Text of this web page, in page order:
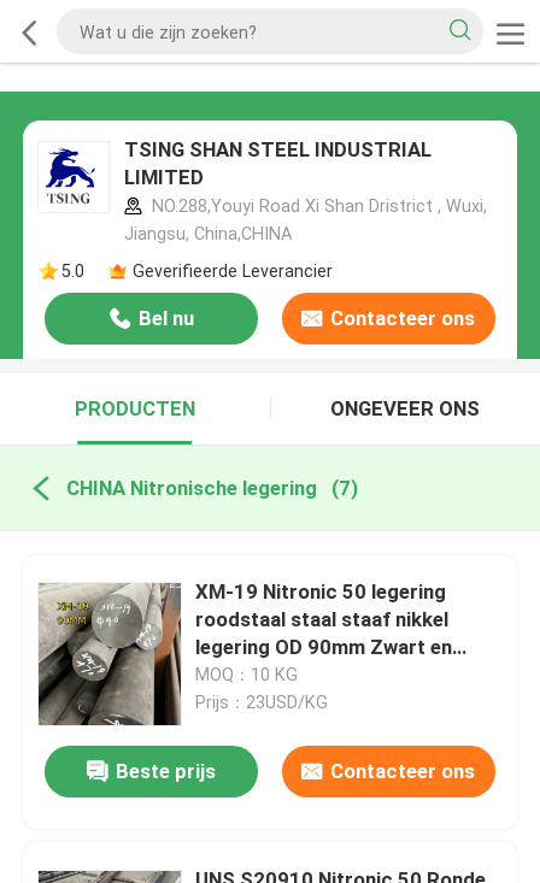
TSING SHAN STEEL INDUSTRIAL
LIMITED
NO.288,Youyi Road Xi Shan Dristrict , Wuxi,
Jiangsu, China,CHINA
5.0
Geverifieerde Leverancier
Bel nu Contacteer ons
PRODUCTEN ONGEVEER ONS
CHINA Nitronische legering (7)
XM-19 Nitronic 50 legering
roodstaal staal staaf nikkel
legering OD 90mm Zwart en
helder oppervlak
MOQ：10 KG
Prijs：23USD/KG
Beste prijs Contacteer ons